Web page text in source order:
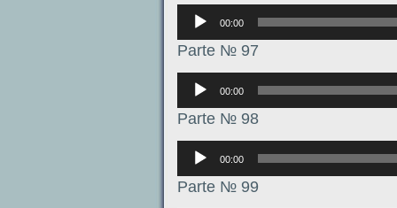
Аудиоплеер
00:00
Parte № 97
Аудиоплеер
00:00
Parte № 98
Аудиоплеер
00:00
Parte № 99